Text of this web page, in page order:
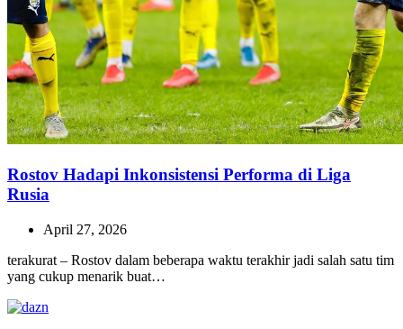
Rostov Hadapi Inkonsistensi Performa di Liga
Rusia
April 27, 2026
terakurat – Rostov dalam beberapa waktu terakhir jadi salah satu tim
yang cukup menarik buat…